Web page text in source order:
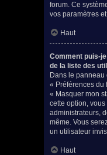
forum. Ce
vos paramètres
Haut
Comment puis-
de la liste des
Dans le panneau
« Préférences du
« Masquer mon
cette option,
administrateurs,
même. Vous
un utilisateur
Haut